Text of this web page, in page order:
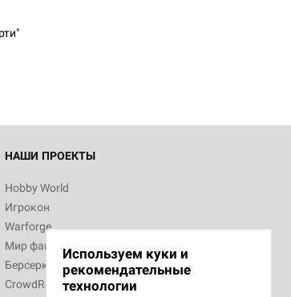
НАШИ ПРОЕКТЫ
Hobby World
Игрокон
Warforge
Мир фантастики
Берсерк
CrowdRepublic
Используем куки и
рекомендательные
технологии